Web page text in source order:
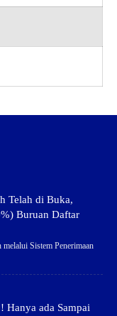
Telah di Buka,
Buruan Daftar
Sistem Penerimaan
Hanya ada Sampai